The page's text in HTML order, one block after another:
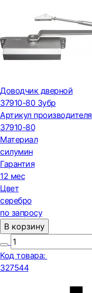
Доводчик дверной
37910-80 Зубр
Артикул производителя
37910-80
Материал
силумин
Гарантия
12 мес
Цвет
серебро
по запросу
В корзину
Код товара:
327544